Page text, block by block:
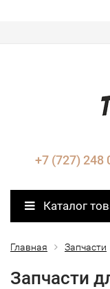
+7 (727) 248
Каталог
Главная Запчасти
Запчасти